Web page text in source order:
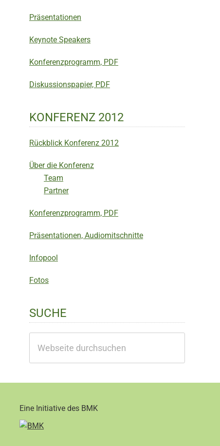
Präsentationen
Keynote Speakers
Konferenzprogramm, PDF
Diskussionspapier, PDF
KONFERENZ 2012
Rückblick Konferenz 2012
Über die Konferenz
Team
Partner
Konferenzprogramm, PDF
Präsentationen, Audiomitschnitte
Infopool
Fotos
SUCHE
durchsuchen
Eine Initiative des BMK